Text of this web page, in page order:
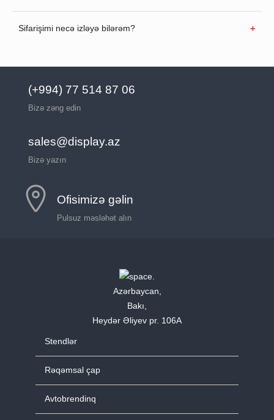
Sifarişimi necə izləyə bilərəm?
(+994) 77 514 87 06
Bizə zəng edin
sales@display.az
Bizə yazın
Ofisimizə gəlin
Pulsuz məsləhət alın
Azərbaycan,
Bakı,
Heydər Əliyev pr. 106A
Stendlər
Rəqəmsal çap
Avtobrendinq